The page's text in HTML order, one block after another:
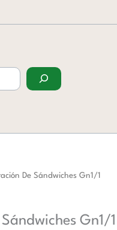
De Sándwiches Gn1/1
Gn1/1